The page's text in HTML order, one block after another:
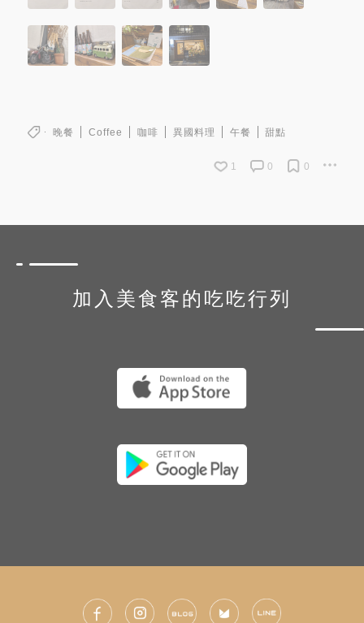
晚餐 Coffee 咖啡 異國料理 午餐 甜點
1 0 0
加入美食客的吃吃行列